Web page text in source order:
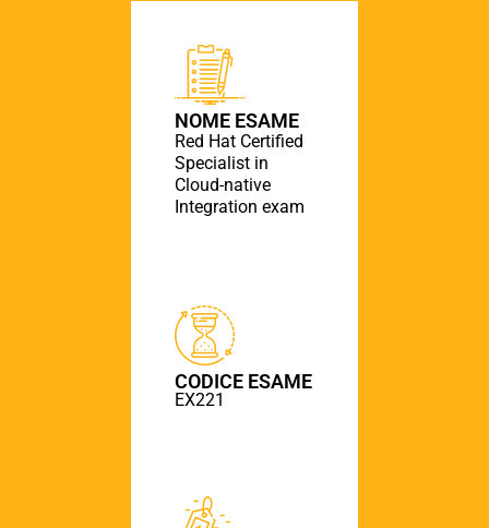
NOME ESAME
Red Hat Certified
Specialist in
Cloud-native
Integration exam
CODICE ESAME
EX221